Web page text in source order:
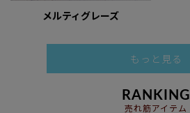
メルティグレーズ
もっと見る
RANKING
売れ筋アイテム